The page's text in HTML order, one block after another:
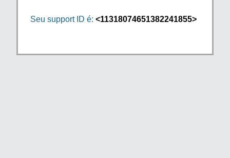
Seu support ID é: <11318074651382241855>